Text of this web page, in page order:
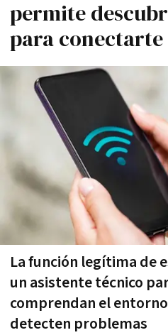
permite
para conectarte
La función legítima de
un asistente técnico
comprendan el
detecten problemas